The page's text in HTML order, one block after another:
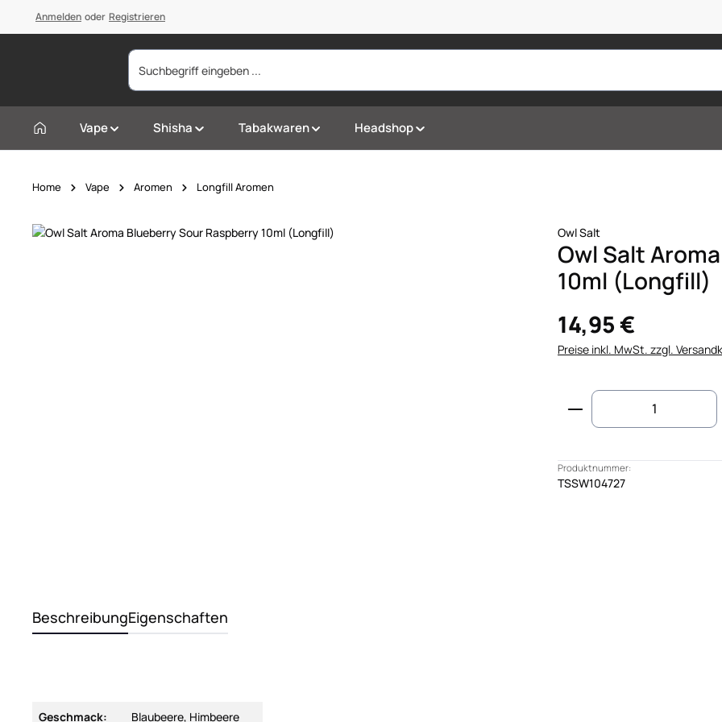
Zur Hauptnavigation springen
Anmelden oder Registrieren
Vape Shisha Tabakwaren Headshop
Home Vape Aromen Longfill Aromen
Bildergalerie überspringen Owl Salt
Owl Salt
10ml (Longfill)
14,95 €
Preise inkl. MwSt. zzgl.
Produkt Anzahl:
Produktnummer:
TSSW104727
BeschreibungEigenschaften
Geschmack: Blaubeere, Himbeere